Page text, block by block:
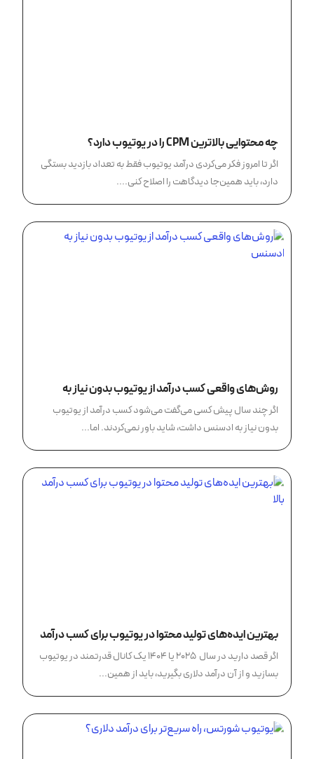
چه محتوایی بالاترین CPM را در یوتیوب دارد؟
اگر تا امروز فکر می‌کردی درآمد یوتیوب فقط به تعداد بازدید بستگی
دارد، باید همین‌جا دیدگاهت را اصلاح کنی....
روش‌های واقعی کسب درآمد از یوتیوب بدون نیاز به
ادسنس
اگر چند سال پیش کسی می‌گفت می‌شود کسب درآمد از یوتیوب
بدون نیاز به ادسنس داشت، شاید باور نمی‌کردند. اما...
بهترین ایده‌های تولید محتوا در یوتیوب برای کسب درآمد
بالا
اگر قصد دارید در سال 2025 یا ۱۴۰۴ یک کانال قدرتمند در یوتیوب
بسازید و از آن درآمد دلاری بگیرید، باید از همین...